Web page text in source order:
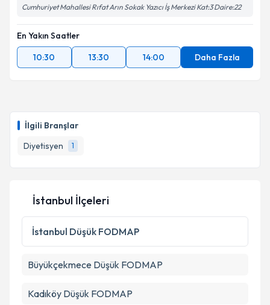
İlgili Branşlar
Diyetisyen
1
Cumhuriyet Mahallesi Rıfat Arın Sokak Yazıcı İş Merkezi Kat:3 Daire:22
En Yakın Saatler
10:30
13:30 14:00 Daha Fazla
İstanbul İlçeleri
İstanbul Düşük FODMAP
Büyükçekmece Düşük FODMAP
Kadıköy Düşük FODMAP